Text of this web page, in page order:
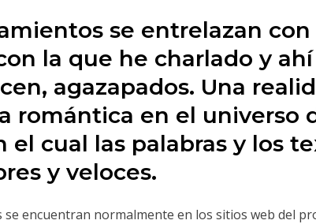
se entrelazan con
la que he charlado y ahí
agazapados. Una
romántica en el universo
el cual las palabras y los
y veloces.
se encuentran normalmente en los sitios web del